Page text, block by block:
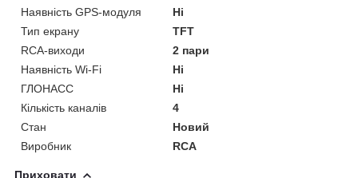
Наявність GPS-модуля
Ні
Тип екрану
TFT
RCA-виходи
2 пари
Наявність Wi-Fi
Ні
ГЛОНАСС
Ні
Кількість каналів
4
Стан
Новий
Виробник
RCA
Приховати